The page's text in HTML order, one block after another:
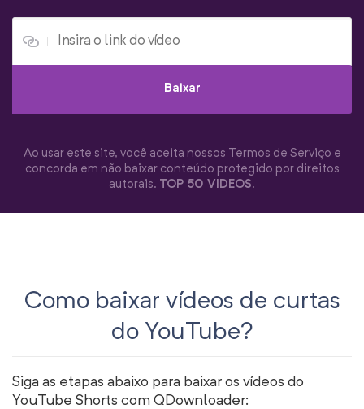
X Downloader
Baixar
Ao usar este site, você aceita nossos Termos de Serviço e
concorda em não baixar conteúdo protegido por direitos
autorais.
TOP 50 VIDEOS.
Como baixar vídeos de curtas
do YouTube?
Siga as etapas abaixo para baixar os vídeos do
YouTube Shorts com QDownloader: